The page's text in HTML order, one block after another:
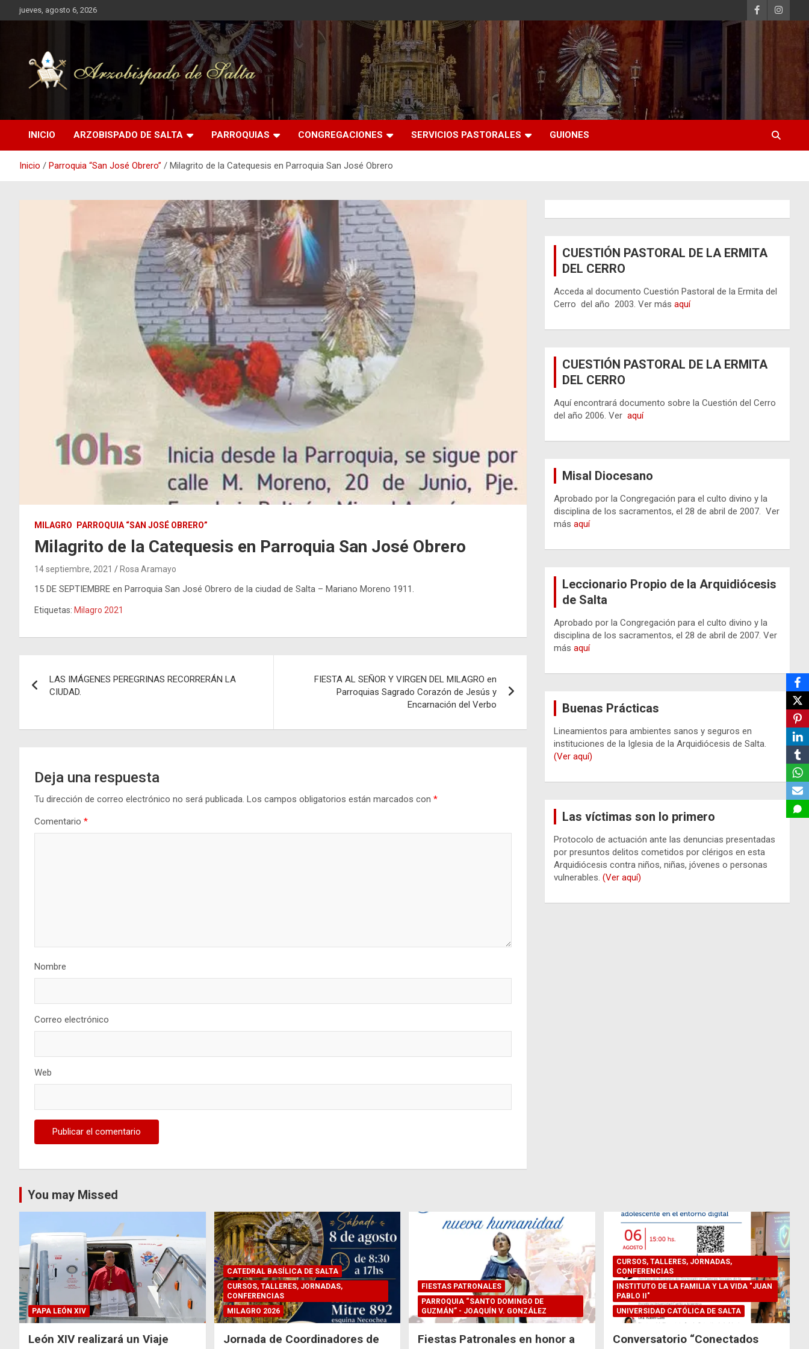
Saltar
al
jueves, agosto 6, 2026
INICIO ARZOBISPADO DE SALTA PARROQUIAS CONGREGACIONES SERVICIOS PASTORALES GUIONES
Inicio Parroquia “San José Obrero” Milagrito de la Catequesis en Parroquia San José Obrero
MILAGRO PARROQUIA “SAN JOSÉ OBRERO”
Milagrito de la Catequesis en Parroquia San José Obrero
14 septiembre, 2021 Rosa Aramayo
15 DE SEPTIEMBRE en Parroquia San José Obrero de la ciudad de Salta – Mariano Moreno 1911.
Etiquetas: Milagro 2021
de
LAS IMÁGENES PEREGRINAS RECORRERÁN LA
CIUDAD.
FIESTA AL SEÑOR Y VIRGEN DEL MILAGRO en
Parroquias Sagrado Corazón de Jesús y
Encarnación del Verbo
Deja una respuesta
Tu dirección de correo electrónico no será publicada. Los campos obligatorios están marcados con *
Comentario *
Nombre
Correo electrónico
Web
CUESTIÓN PASTORAL DE LA ERMITA
DEL CERRO
Acceda al documento Cuestión Pastoral de la Ermita del
Cerro del año 2003. Ver másaquí
CUESTIÓN PASTORAL DE LA ERMITA
DEL CERRO
Aquí encontrará documento sobre la Cuestión del Cerro
del año 2006. Veraquí
Misal Diocesano
Aprobado por la Congregación para el culto divino y la
disciplina de los sacramentos, el 28 de abril de 2007. Ver
másaquí
Leccionario Propio de la Arquidiócesis
de Salta
Aprobado por la Congregación para el culto divino y la
disciplina de los sacramentos, el 28 de abril de 2007. Ver
másaquí
Buenas Prácticas
Lineamientos para ambientes sanos y seguros en
instituciones de la Iglesia de la Arquidiócesis de Salta.
(Ver aquí)
Las víctimas son lo primero
Protocolo de actuación ante las denuncias presentadas
por presuntos delitos cometidos por clérigos en esta
Arquidiócesis contra niños, niñas, jóvenes o personas
vulnerables.(Ver aquí)
You may Missed
PAPA LEÓN XIV
León XIV realizará un Viaje
CATEDRAL BASÍLICA DE SALTA
CURSOS, TALLERES, JORNADAS,
CONFERENCIAS
MILAGRO 2026
Jornada de Coordinadores de
FIESTAS PATRONALES
PARROQUIA “SANTO DOMINGO DE
GUZMÁN” - JOAQUÍN V. GONZÁLEZ
Fiestas Patronales en honor a
CURSOS, TALLERES, JORNADAS,
CONFERENCIAS
INSTITUTO DE LA FAMILIA Y LA VIDA "JUAN
PABLO II"
UNIVERSIDAD CATÓLICA DE SALTA
Conversatorio “Conectados